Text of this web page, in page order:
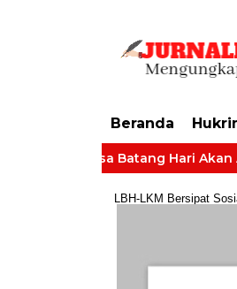
Beranda
Desa Batang Hari Akan
LBH-LKM Bersipat